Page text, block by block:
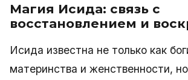
Магия Исида: связь с
восстановлением и
Исида известна не только как
материнства и женственности,